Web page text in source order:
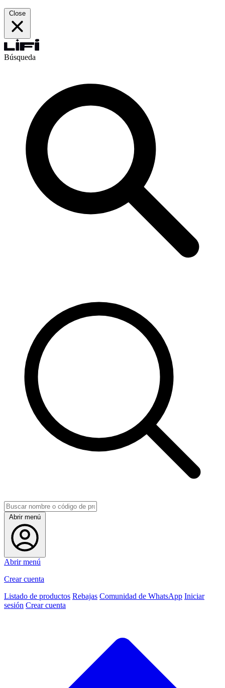
Close
Búsqueda
Abrir menú
Abrir menú
Crear cuenta
Listado de productos Rebajas Comunidad de WhatsApp Iniciar
sesión Crear cuenta